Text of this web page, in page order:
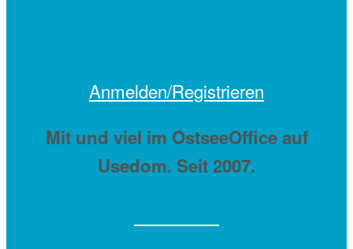
Anmelden/Registrieren
Mit und viel im OstseeOffice auf
Usedom. Seit 2007.